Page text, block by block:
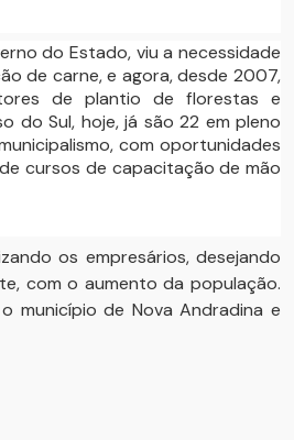
do Estado, viu a necessidade
de carne, e agora, desde 2007,
de plantio de florestas e
do Sul, hoje, já são 22 em pleno
com oportunidades
cursos de capacitação de mão
os empresários, desejando
com o aumento da população.
município de Nova Andradina e